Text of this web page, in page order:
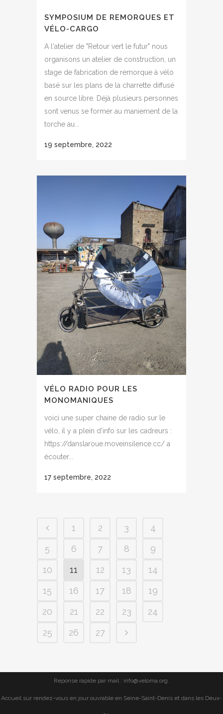
SYMPOSIUM DE REMORQUES ET
VÉLO-CARGO
A l'atelier de "Retour vert le futur" nous
organisons un atelier de construction, un
stage de fabrication de remorque à vélo
basé sur les plans de la charrette diffusé
en source libre. Déjà plusieurs personnes
sont venus se former au maniement de la
torche au...
19 septembre, 2022
VÉLO RADIO POUR LES
MONOMANIQUES
voici une super chaine de radio sur le
vélo, il y a plein d'info sur les cadreurs :
https://danslaroue.moveinsilence.cc/ a
écouter...
17 septembre, 2022
1 2 3
4
5
6 7 8
9
10
11 12 13
14
15
16 17 18
19
20
21 22 23
24
25
26 27
Reponse rapide par mail : info@veloma.org.
Accueil sur rendez-vous en jour ouvrable en Seine-Saint-Denis et dans les Deux-